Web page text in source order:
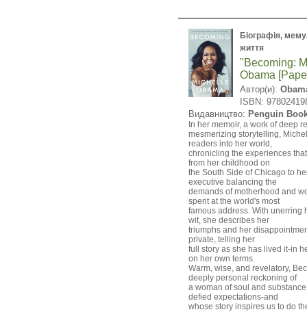
Біографія,
життя
"Becoming:
Obama
Автор(и):
ISBN:
Видавництво: Penguin
In her memoir, a work of deep
mesmerizing storytelling,
readers into her world,
chronicling the experiences
from her childhood on
the South Side of Chicago to
executive balancing the
demands of motherhood and
spent at the world's most
famous address. With unerring
wit, she describes her
triumphs and her
private, telling her
full story as she has lived it-in
on her own terms.
Warm, wise, and revelatory,
deeply personal reckoning of
a woman of soul and
defied expectations-and
whose story inspires us to do